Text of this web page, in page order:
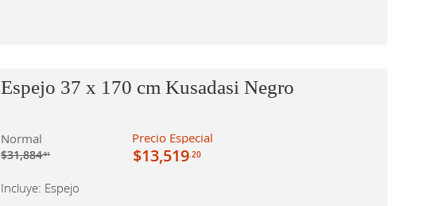
Espejo 37 x 170 cm Kusadasi Negro
Normal
$31,884.91
Precio Especial
$13,519.20
Incluye: Espejo